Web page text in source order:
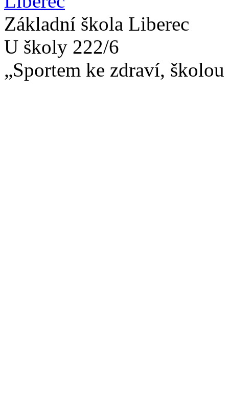
Základní škola Liberec
U školy 222/6
„Sportem ke zdraví,